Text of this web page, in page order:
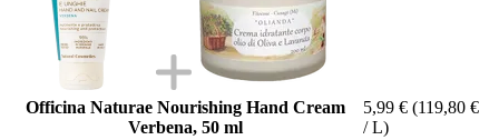
Officina Naturae Nourishing Hand Cream
Verbena, 50 ml
5,99 € (119,80 €
/ L)